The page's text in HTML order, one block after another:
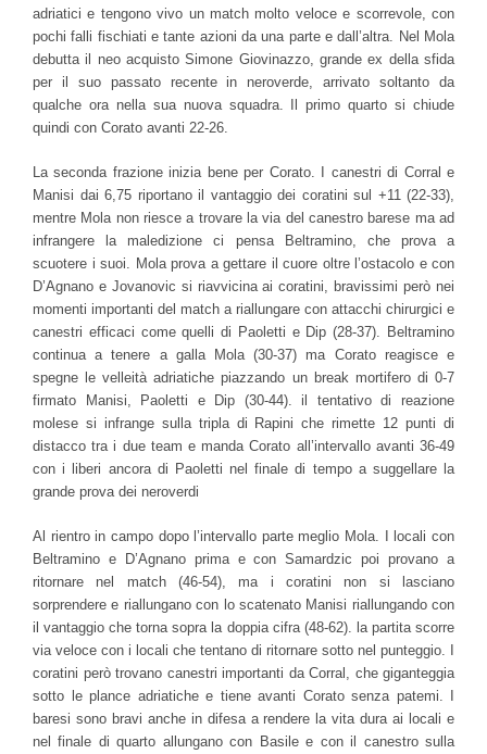
adriatici e tengono vivo un match molto veloce e scorrevole, con
pochi falli fischiati e tante azioni da una parte e dall’altra. Nel Mola
debutta il neo acquisto Simone Giovinazzo, grande ex della sfida
per il suo passato recente in neroverde, arrivato soltanto da
qualche ora nella sua nuova squadra. Il primo quarto si chiude
quindi con Corato avanti 22-26.
La seconda frazione inizia bene per Corato. I canestri di Corral e
Manisi dai 6,75 riportano il vantaggio dei coratini sul +11 (22-33),
mentre Mola non riesce a trovare la via del canestro barese ma ad
infrangere la maledizione ci pensa Beltramino, che prova a
scuotere i suoi. Mola prova a gettare il cuore oltre l’ostacolo e con
D’Agnano e Jovanovic si riavvicina ai coratini, bravissimi però nei
momenti importanti del match a riallungare con attacchi chirurgici e
canestri efficaci come quelli di Paoletti e Dip (28-37). Beltramino
continua a tenere a galla Mola (30-37) ma Corato reagisce e
spegne le velleità adriatiche piazzando un break mortifero di 0-7
firmato Manisi, Paoletti e Dip (30-44). il tentativo di reazione
molese si infrange sulla tripla di Rapini che rimette 12 punti di
distacco tra i due team e manda Corato all’intervallo avanti 36-49
con i liberi ancora di Paoletti nel finale di tempo a suggellare la
grande prova dei neroverdi
Al rientro in campo dopo l’intervallo parte meglio Mola. I locali con
Beltramino e D’Agnano prima e con Samardzic poi provano a
ritornare nel match (46-54), ma i coratini non si lasciano
sorprendere e riallungano con lo scatenato Manisi riallungando con
il vantaggio che torna sopra la doppia cifra (48-62). la partita scorre
via veloce con i locali che tentano di ritornare sotto nel punteggio. I
coratini però trovano canestri importanti da Corral, che giganteggia
sotto le plance adriatiche e tiene avanti Corato senza patemi. I
baresi sono bravi anche in difesa a rendere la vita dura ai locali e
nel finale di quarto allungano con Basile e con il canestro sulla